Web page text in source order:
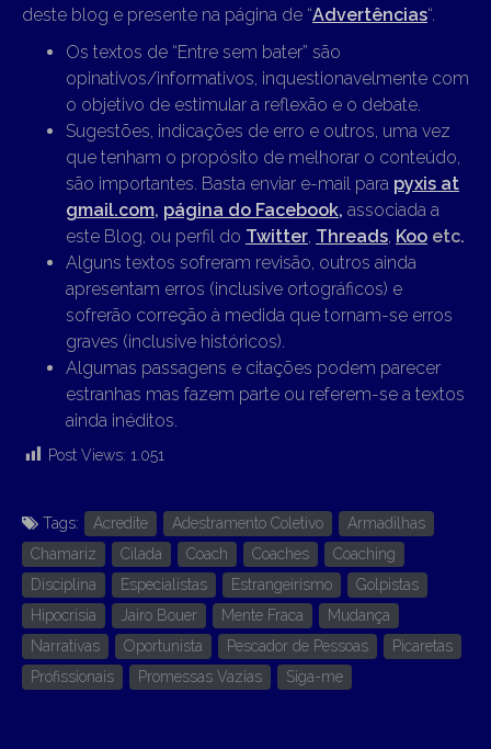
deste blog e presente na página de “Advertências“.
Os textos de “Entre sem bater” são
opinativos/informativos, inquestionavelmente com
o objetivo de estimular a reflexão e o debate.
Sugestões, indicações de erro e outros, uma vez
que tenham o propósito de melhorar o conteúdo,
são importantes. Basta enviar e-mail para pyxis at
gmail.com, página do Facebook, associada a
este Blog, ou perfil do Twitter Threads Koo etc.
Alguns textos sofreram revisão, outros ainda
apresentam erros (inclusive ortográficos) e
sofrerão correção à medida que tornam-se erros
graves (inclusive históricos).
Algumas passagens e citações podem parecer
estranhas mas fazem parte ou referem-se a textos
ainda inéditos.
Post Views: 1.051
Tags: Acredite Adestramento Coletivo
Armadilhas
Chamariz
Cilada Coach Coaches
Coaching
Disciplina
Especialistas Estrangeirismo
Golpistas
Hipocrisia
Jairo Bouer Mente Fraca
Mudança
Narrativas
Oportunista Pescador de Pessoas
Picaretas
Profissionais
Promessas Vazias Siga-me